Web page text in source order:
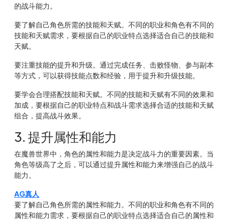
的战斗能力。
要了解自己角色所需的技能和天赋。不同的职业和角色有不同的
技能和天赋需求，要根据自己的职业特点选择适合自己的技能和
天赋。
要注重技能的提升和升级。通过完成任务、击败怪物、参与副本
等方式，可以获得技能点数和经验，用于提升和升级技能。
要学会合理搭配技能和天赋。不同的技能和天赋有不同的效果和
加成，要根据自己的职业特点和战斗需求选择合适的技能和天赋
组合，提高战斗效果。
3. 提升属性和能力
在魔兽世界中，角色的属性和能力是决定战斗力的重要因素。当
角色等级高了之后，可以通过提升属性和能力来增强自己的战斗
能力。
AG真人
要了解自己角色所需的属性和能力。不同的职业和角色有不同的
属性和能力需求，要根据自己的职业特点选择适合自己的属性和